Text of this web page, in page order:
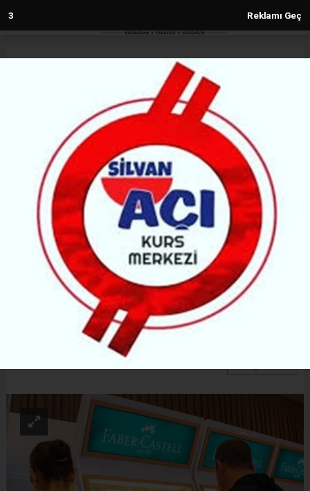
1 Reklamı Geç
ADEL / FABER-CASTELL,
DİYARBAKIR FUARI’NDA SEKTÖR
PAYDAŞLARIYLA BULUŞUYOR
DIYARBAKIR
(MH) - MALABADİ HABER | 04.02.2026 - 19:16, Güncelleme: 04.02.2026 - 19:16
18039+ kez okundu.
Türkiye’nin lider kırtasiye markalarından Adel /
Faber-Castell, 2026 yılı satış ve pazarlama
faaliyetleri kapsamında düzenlediği fuarların on
ikinci durağında Diyarbakır’da sektör paydaşlarıyla